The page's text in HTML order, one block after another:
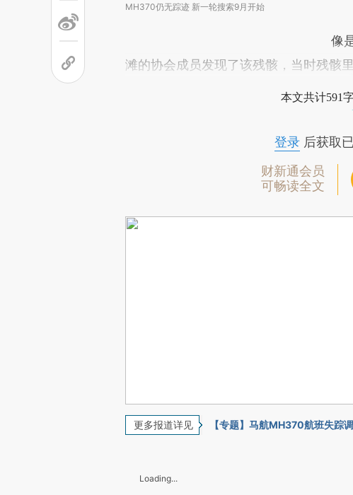
MH370仍无踪迹 新一轮搜索9月开始
像
滩的协会成员发现了该残骸，当时残骸
本文共计591
登录后获取
财新通会员
可畅读全文
更多报道详见 【专题】马航MH370航班失踪
Loading...